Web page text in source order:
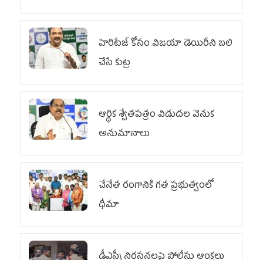
హెరిటేజ్ కోసం విజయా డెయిరీని బలి
చేసే కుట్ర‌
ఆర్థిక శ్వేతపత్రం విడుదల వెనుక
అనుమానాలు
చేనేత రంగానికి గత ప్రభుత్వంలో
ధీమా